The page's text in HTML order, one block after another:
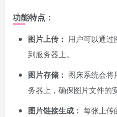
功能特点：
图片上传： 用户可以通
到服务器上。
图片存储： 图床系统会将
务器上，确保图片文件的
图片链接生成： 每张上传